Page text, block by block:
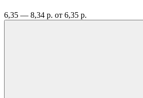
6,35 — 8,34 р. от 6,35 р.